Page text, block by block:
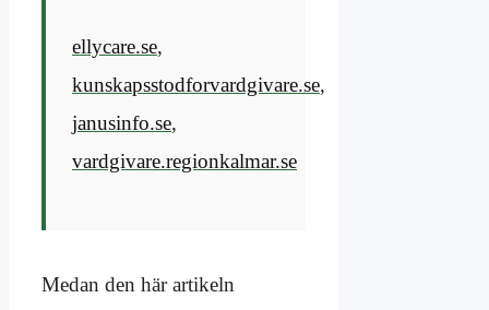
ellycare.se,
kunskapsstodforvardgivare.se,
janusinfo.se,
vardgivare.regionkalmar.se
Medan den här artikeln